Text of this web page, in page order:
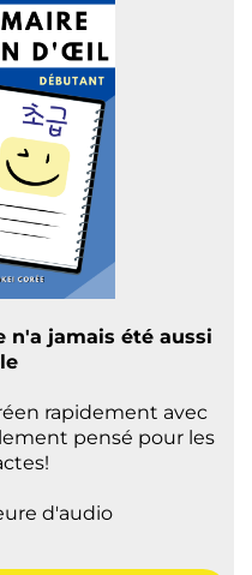
n'a jamais été aussi
rapidement avec
pensé pour les
d'audio